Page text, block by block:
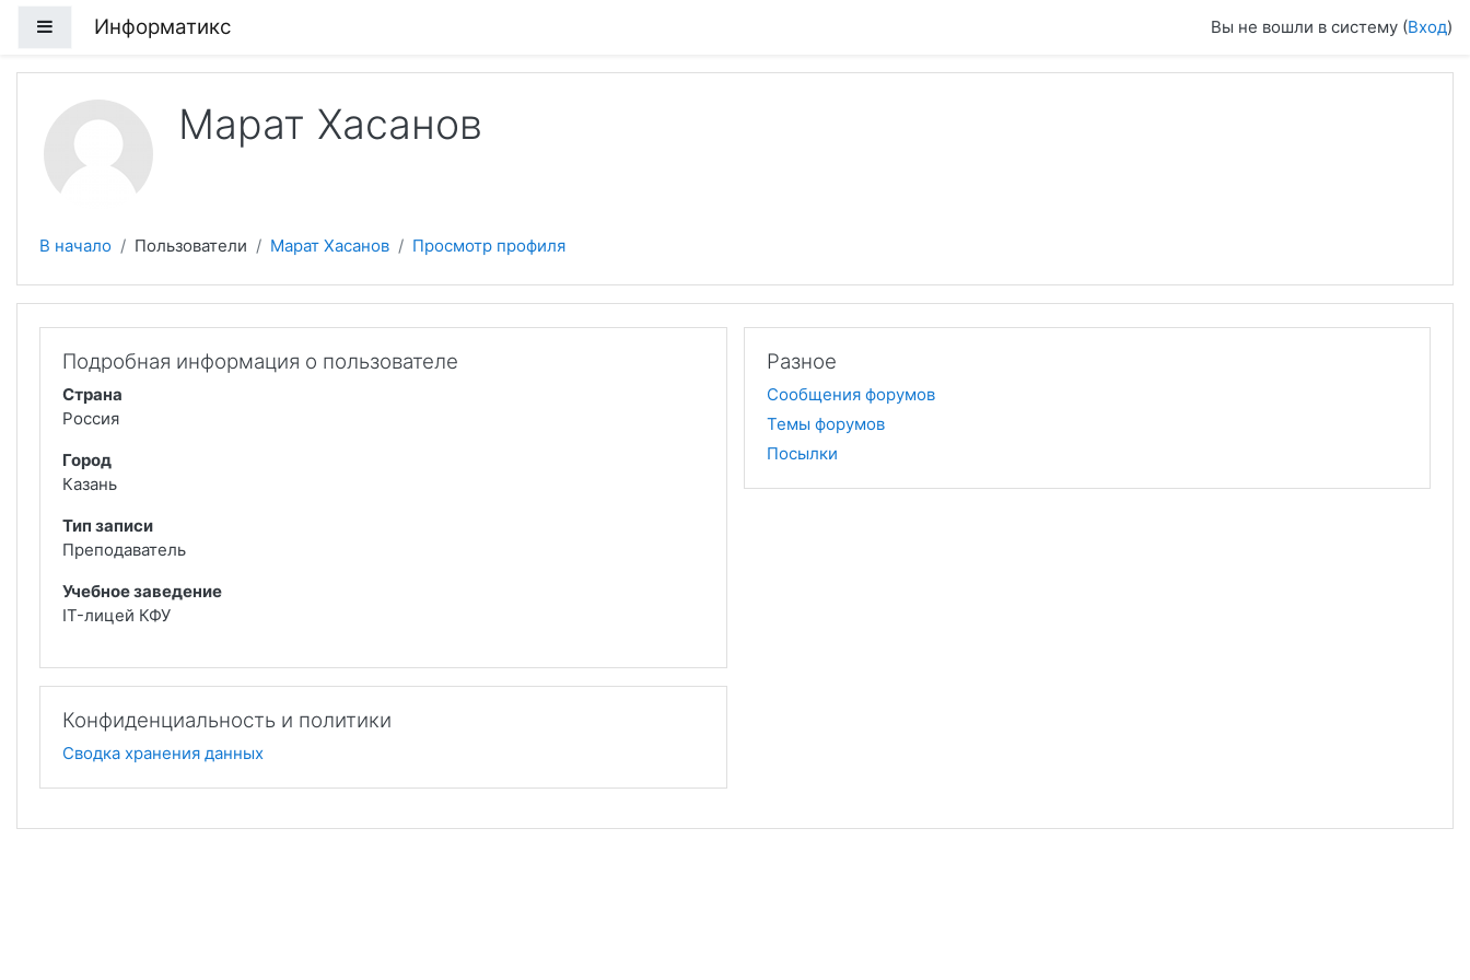
Боковая панель
Информатикс Вы не вошли в систему (Вход)
Марат Хасанов
В начало Пользователи Марат Хасанов Просмотр профиля
Подробная информация о пользователе
Страна
Россия
Город
Казань
Тип записи
Преподаватель
Учебное заведение
IT-лицей КФУ
Конфиденциальность и политики
Сводка хранения данных
Разное
Сообщения форумов
Темы форумов
Посылки